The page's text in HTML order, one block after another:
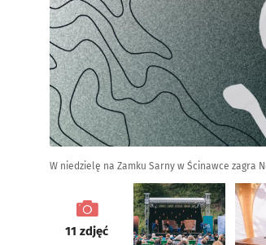
W niedzielę na Zamku Sarny w Ścinawce zagra
galeria
11 zdjęć